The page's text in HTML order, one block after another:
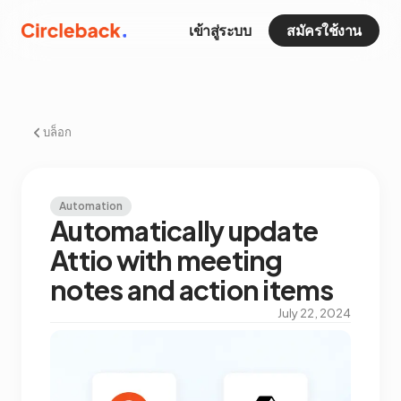
เข้าสู่ระบบ สมัครใช้งาน
บล็อก
Automation
Automatically update
Attio with meeting
notes and action items
July 22, 2024